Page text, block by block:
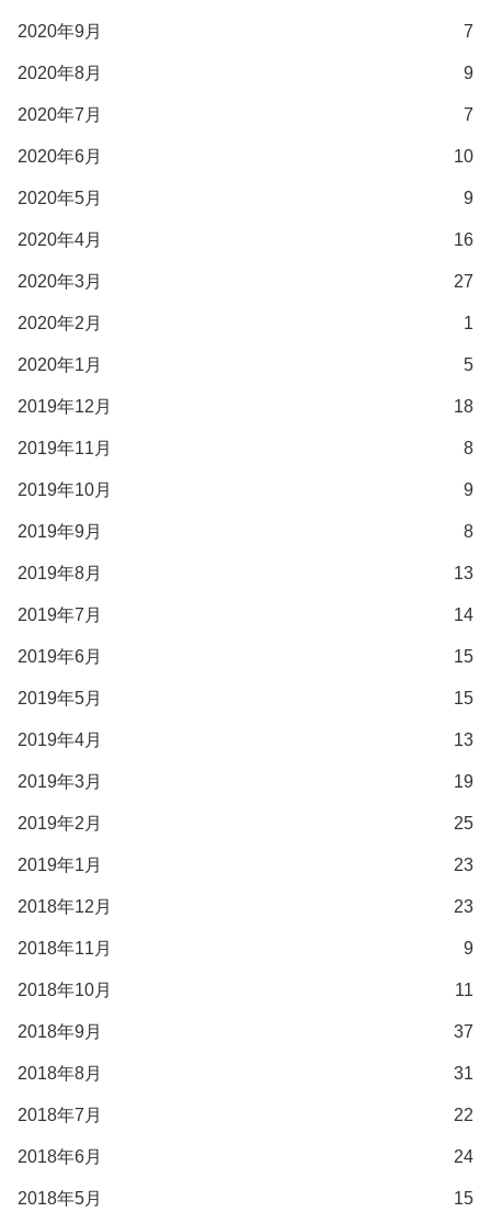
2020年9月 7
2020年8月 9
2020年7月 7
2020年6月 10
2020年5月 9
2020年4月 16
2020年3月 27
2020年2月 1
2020年1月 5
2019年12月 18
2019年11月 8
2019年10月 9
2019年9月 8
2019年8月 13
2019年7月 14
2019年6月 15
2019年5月 15
2019年4月 13
2019年3月 19
2019年2月 25
2019年1月 23
2018年12月 23
2018年11月 9
2018年10月 11
2018年9月 37
2018年8月 31
2018年7月 22
2018年6月 24
2018年5月 15